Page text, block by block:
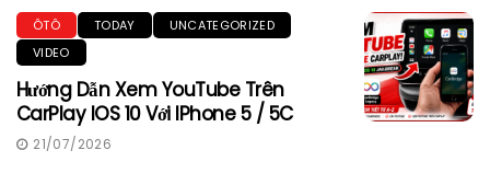
ÔTÔ TODAY
UNCATEGORIZED
VIDEO
Hướng Dẫn Xem YouTube Trên
CarPlay IOS 10 Với IPhone 5 / 5C
21/07/2026